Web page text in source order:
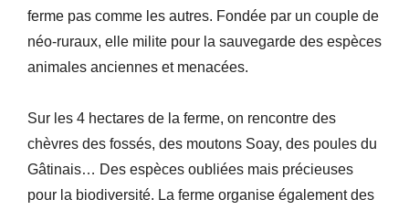
ferme pas comme les autres. Fondée par un couple de
néo-ruraux, elle milite pour la sauvegarde des espèces
animales anciennes et menacées.
Sur les 4 hectares de la ferme, on rencontre des
chèvres des fossés, des moutons Soay, des poules du
Gâtinais… Des espèces oubliées mais précieuses
pour la biodiversité. La ferme organise également des